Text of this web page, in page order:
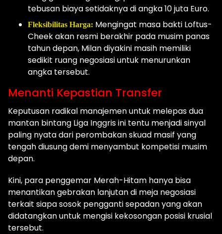
tebusan biaya setidaknya di angka 10 juta Euro.
Fleksibilitas Harga: Mengingat masa bakti Loftus-
Cheek akan resmi berakhir pada musim panas
tahun depan, Milan diyakini masih memiliki
sedikit ruang negosiasi untuk menurunkan
angka tersebut.
Menanti Kepastian Transfer
Keputusan radikal manajemen untuk melepas dua
mantan bintang Liga Inggris ini tentu menjadi sinyal
paling nyata dari perombakan skuad masif yang
tengah diusung demi menyambut kompetisi musim
depan.
Kini, para penggemar Merah-Hitam hanya bisa
menantikan gebrakan lanjutan di meja negosiasi
terkait siapa sosok pengganti sepadan yang akan
didatangkan untuk mengisi kekosongan posisi krusial
tersebut.